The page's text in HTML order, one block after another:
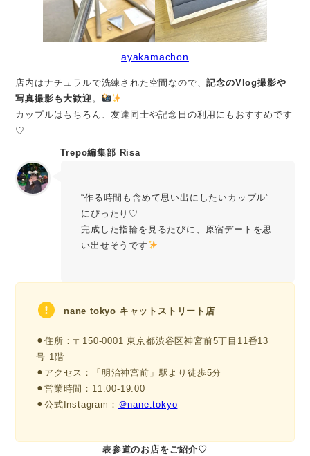
ayakamachon
店内はナチュラルで洗練された空間なので、記念のVlog撮影や
写真撮影も大歓迎 。
カップルはもちろん、友達同士や記念日の利用にもおすすめです
♡
Trepo編集部 Risa
“作る時間も含めて思い出にしたいカップル”
にぴったり♡
完成した指輪を見るたびに、原宿デートを思
い出せそうです
nane tokyo キャットストリート店
⚫︎住所：〒150-0001 東京都渋谷区神宮前5丁目11番13
号 1階
⚫︎アクセス：「明治神宮前」駅より徒歩5分
⚫︎営業時間：11:00-19:00
⚫︎公式Instagram： ＠nane.tokyo
表参道のお店をご紹介♡